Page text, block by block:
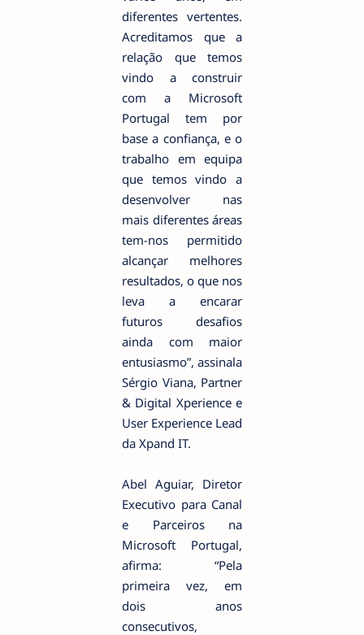
diferentes vertentes.
Acreditamos que a
relação que temos
vindo a construir
com a Microsoft
Portugal tem por
base a confiança, e o
trabalho em equipa
que temos vindo a
desenvolver nas
mais diferentes áreas
tem-nos permitido
alcançar melhores
resultados, o que nos
leva a encarar
futuros desafios
ainda com maior
entusiasmo”, assinala
Sérgio Viana, Partner
& Digital Xperience e
User Experience Lead
da Xpand IT.
Abel Aguiar, Diretor
Executivo para Canal
e Parceiros na
Microsoft Portugal,
afirma: “Pela
primeira vez, em
dois anos
consecutivos,